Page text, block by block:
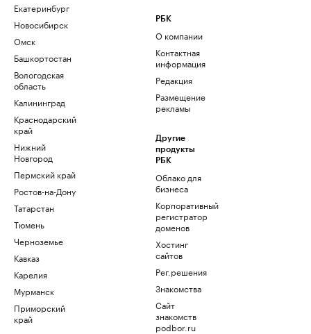
Екатеринбург
Новосибирск
Омск
Башкортостан
Вологодская
область
Калининград
Краснодарский
край
Нижний
Новгород
Пермский край
Ростов-на-Дону
Татарстан
Тюмень
Черноземье
Кавказ
Карелия
Мурманск
Приморский
край
РБК
О компании
Контактная
информация
Редакция
Размещение
рекламы
Другие
продукты
РБК
Облако для
бизнеса
Корпоративный
регистратор
доменов
Хостинг
сайтов
Рег.решения
Знакомства
Сайт
знакомств
podbor.ru